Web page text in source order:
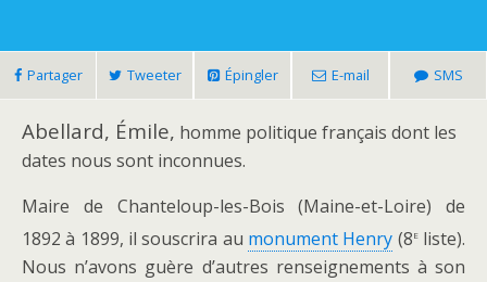
Partager Tweeter Épingler E-mail SMS
Abellard, Émile, homme politique français dont les
dates nous sont inconnues.
Maire de Chanteloup-les-Bois (Maine-et-Loire) de
1892 à 1899, il souscrira au monument Henry (8eliste).
Nous n’avons guère d’autres renseignements à son